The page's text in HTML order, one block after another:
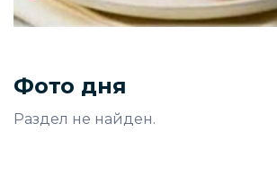
Фото дня
Раздел не найден.